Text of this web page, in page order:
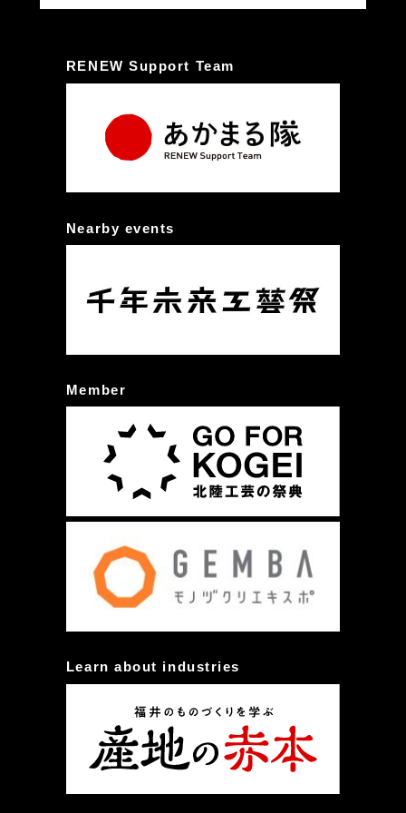
RENEW Support Team
Nearby events
Member
Learn about industries